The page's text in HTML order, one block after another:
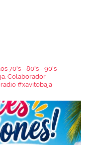
70's - 80's - 90's
Colaborador
#xavitobaja